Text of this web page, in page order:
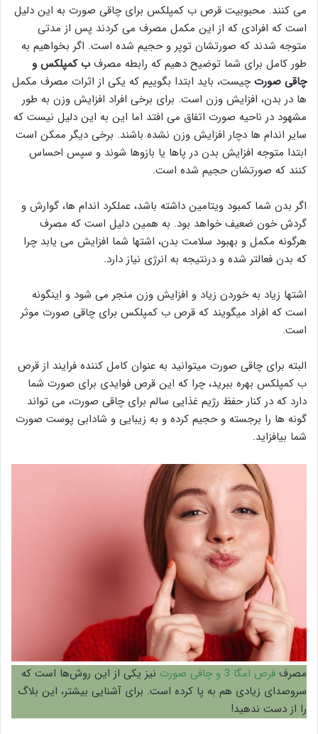
می کنند. محبوبیت قرص ب کمپلکس برای چاقی صورت به این دلیل
است که افرادی که از این مکمل مصرف می کردند پس از مدتی
متوجه شدند که صورتشان توپر و حجیم شده است. اگر بخواهیم به
طور کامل برای شما توضیح دهیم که رابطه مصرفب کمپلکس و
چاقی صورتچیست، باید ابتدا بگوییم که یکی از اثرات مصرف مکمل
ها در بدن، افزایش وزن است. برای برخی افراد افزایش وزن به طور
مشهود در ناحیه صورت اتفاق می افتد اما این به این دلیل نیست که
سایر اندام ها دچار افزایش وزن نشده باشند. برخی دیگر ممکن است
ابتدا متوجه افزایش بدن در پاها یا بازوها شوند و سپس احساس
کنند که صورتشان حجیم شده است.
اگر بدن شما کمبود ویتامین داشته باشد، عملکرد اندام ها، گوارش و
گردش خون ضعیف خواهد بود. به همین دلیل است که مصرف
هرگونه مکمل و بهبود سلامت بدن، اشتها شما افزایش می یابد چرا
که بدن فعالتر شده و درنتیجه به انرژی نیاز دارد.
اشتها زیاد به خوردن زیاد و افزایش وزن منجر می شود و اینگونه
است که افراد میگویند که قرص ب کمپلکس برای چاقی صورت موثر
است.
البته برای چاقی صورت میتوانید به عنوان کامل کننده فرایند از قرص
ب کمپلکس بهره ببرید، چرا که این قرص فوایدی برای صورت شما
دارد که در کنار حفظ رژیم غذایی سالم برای چاقی صورت، می تواند
گونه ها را برجسته و حجیم کرده و به زیبایی و شادابی پوست صورت
شما بیافزاید.
مصرف قرص امگا 3 و چاقی صورت
نیز یکی از این روش‌ها است که
سروصدای زیادی هم به پا کرده است. برای آشنایی بیشتر، این بلاگ
را از دست ندهید!